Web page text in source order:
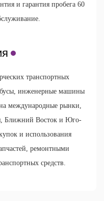
и гарантия пробега 60
транспортных
инженерные машины
международные рынки,
Ближний Восток и Юго-
и использования
ремонтными
средств.